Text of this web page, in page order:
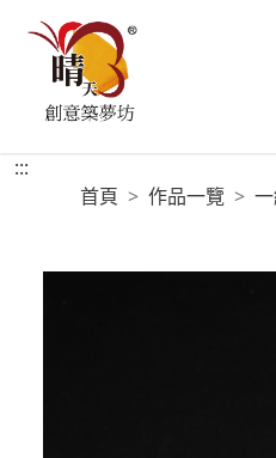
:::
首頁
作品一覽